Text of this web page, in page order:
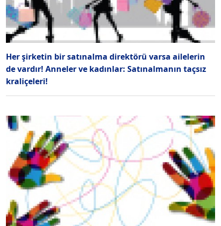
Her şirketin bir satınalma direktörü varsa ailelerin
de vardır! Anneler ve kadınlar: Satınalmanın taçsız
kraliçeleri!